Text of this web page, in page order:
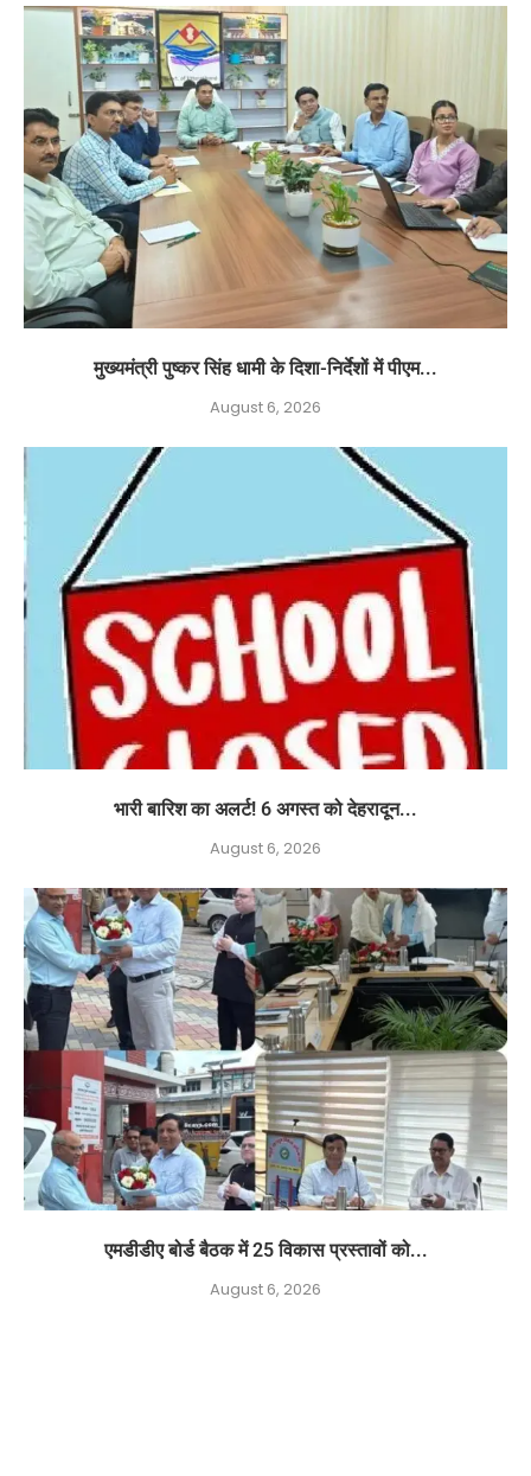
मुख्यमंत्री पुष्कर सिंह धामी के दिशा-निर्देशों में पीएम...
August 6, 2026
भारी बारिश का अलर्ट! 6 अगस्त को देहरादून...
August 6, 2026
एमडीडीए बोर्ड बैठक में 25 विकास प्रस्तावों को...
August 6, 2026